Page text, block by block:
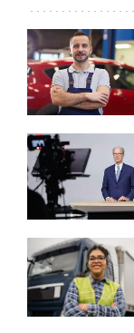
TESLA